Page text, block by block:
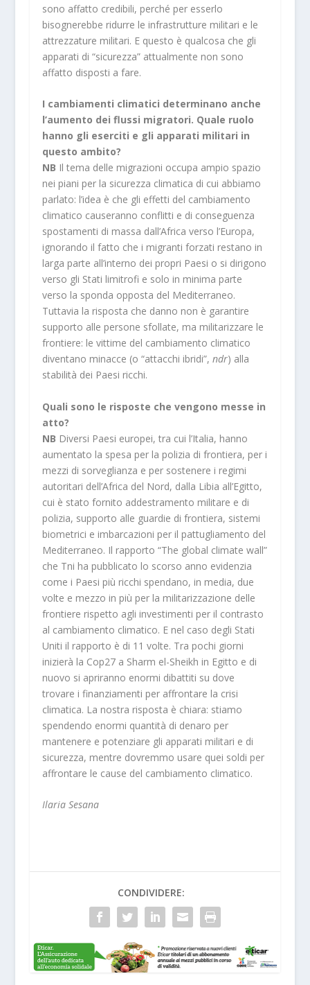
sono affatto credibili, perché per esserlo
bisognerebbe ridurre le infrastrutture militari e le
attrezzature militari. E questo è qualcosa che gli
apparati di “sicurezza” attualmente non sono
affatto disposti a fare.
I cambiamenti climatici determinano anche
l’aumento dei flussi migratori. Quale ruolo
hanno gli eserciti e gli apparati militari in
questo ambito?
NB Il tema delle migrazioni occupa ampio spazio
nei piani per la sicurezza climatica di cui abbiamo
parlato: l’idea è che gli effetti del cambiamento
climatico causeranno conflitti e di conseguenza
spostamenti di massa dall’Africa verso l’Europa,
ignorando il fatto che i migranti forzati restano in
larga parte all’interno dei propri Paesi o si dirigono
verso gli Stati limitrofi e solo in minima parte
verso la sponda opposta del Mediterraneo.
Tuttavia la risposta che danno non è garantire
supporto alle persone sfollate, ma militarizzare le
frontiere: le vittime del cambiamento climatico
diventano minacce (o “attacchi ibridi”, ndr) alla
stabilità dei Paesi ricchi.
Quali sono le risposte che vengono messe in
atto?
NB Diversi Paesi europei, tra cui l’Italia, hanno
aumentato la spesa per la polizia di frontiera, per i
mezzi di sorveglianza e per sostenere i regimi
autoritari dell’Africa del Nord, dalla Libia all’Egitto,
cui è stato fornito addestramento militare e di
polizia, supporto alle guardie di frontiera, sistemi
biometrici e imbarcazioni per il pattugliamento del
Mediterraneo. Il rapporto “The global climate wall”
che Tni ha pubblicato lo scorso anno evidenzia
come i Paesi più ricchi spendano, in media, due
volte e mezzo in più per la militarizzazione delle
frontiere rispetto agli investimenti per il contrasto
al cambiamento climatico. E nel caso degli Stati
Uniti il rapporto è di 11 volte. Tra pochi giorni
inizierà la Cop27 a Sharm el-Sheikh in Egitto e di
nuovo si apriranno enormi dibattiti su dove
trovare i finanziamenti per affrontare la crisi
climatica. La nostra risposta è chiara: stiamo
spendendo enormi quantità di denaro per
mantenere e potenziare gli apparati militari e di
sicurezza, mentre dovremmo usare quei soldi per
affrontare le cause del cambiamento climatico.
Ilaria Sesana
CONDIVIDERE: